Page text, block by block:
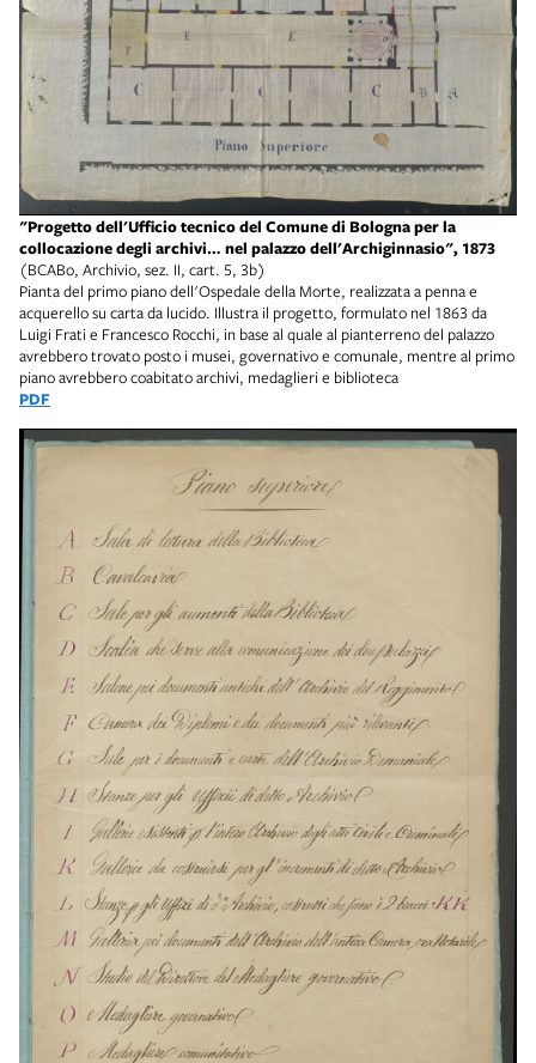
"Progetto dell'Ufficio tecnico del Comune di Bologna per la
collocazione degli archivi… nel palazzo dell'Archiginnasio", 1873
(BCABo, Archivio, sez. II, cart. 5, 3b)
Pianta del primo piano dell'Ospedale della Morte, realizzata a penna e
acquerello su carta da lucido. Illustra il progetto, formulato nel 1863 da
Luigi Frati e Francesco Rocchi, in base al quale al pianterreno del palazzo
avrebbero trovato posto i musei, governativo e comunale, mentre al primo
piano avrebbero coabitato archivi, medaglieri e biblioteca
PDF